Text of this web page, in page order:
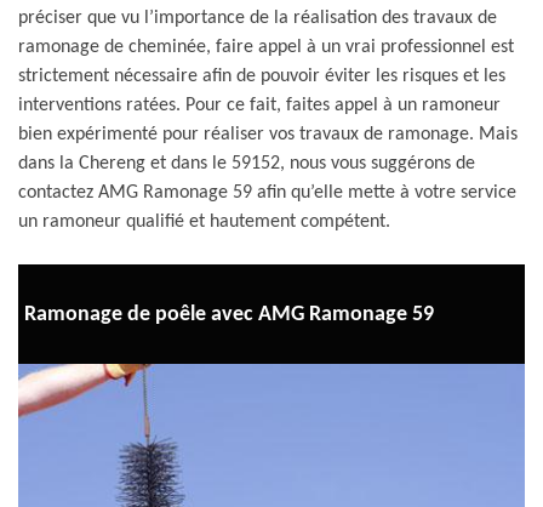
préciser que vu l’importance de la réalisation des travaux de
ramonage de cheminée, faire appel à un vrai professionnel est
strictement nécessaire afin de pouvoir éviter les risques et les
interventions ratées. Pour ce fait, faites appel à un ramoneur
bien expérimenté pour réaliser vos travaux de ramonage. Mais
dans la Chereng et dans le 59152, nous vous suggérons de
contactez AMG Ramonage 59 afin qu’elle mette à votre service
un ramoneur qualifié et hautement compétent.
Ramonage de poêle avec AMG Ramonage 59